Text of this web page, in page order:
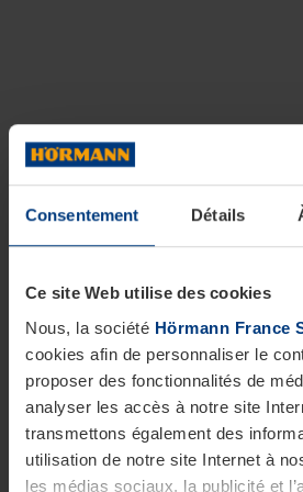
Consentement Détails
Ce site Web utilise des cookies
Nous, la société Hörmann France
cookies afin de personnaliser le
proposer des fonctionnalités de
analyser les accès à notre site
transmettons également des
utilisation de notre site Internet à
les médias sociaux, la publicité et